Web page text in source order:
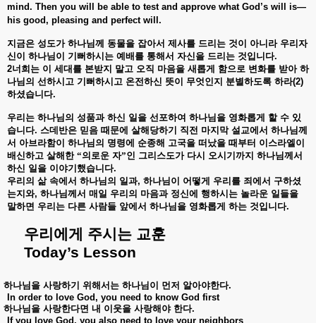
mind. Then you will be able to test and approve what God’s will is—
his good, pleasing and perfect will.
지금은 성도가 하나님께 동물을 잡아서 제사를 드리는 것이 아니라 우리자
신이 하나님이 기뻐하시는 예배를 통해서 자신을 드리는 것입니다.
2너희는 이 세대를 본받지 말고 오직 마음을 새롭게 함으로 변화를 받아 하
나님의 선하시고 기뻐하시고 온전하신 뜻이 무엇인지 분별하도록 하라(2)
하셨습니다.
우리는 하나님의 성품과 하신 일을 선포하여 하나님을 영화롭게 할 수 있
습니다. 스데반은 믿음 때문에 살해당하기 직전 마지막 설교에서 하나님께
서 아브라함이 하나님의 명령에 순종해 고국을 떠났을 때부터 이스라엘이
배신하고 살해한 “의로운 자”인 그리스도가 다시 오시기까지 하나님께서
하신 일을 이야기했습니다.
우리의 삶 속에서 하나님의 일과, 하나님이 어떻게 우리를 죄에서 구하셨
는지와, 하나님께서 매일 우리의 마음과 정신에 행하시는 놀라운 일들을
말하면 우리는 다른 사람들 앞에서 하나님을 영화롭게 하는 것입니다.
우리에게 주시는 교훈
Today’s Lesson
하나님을 사랑하기 위해서는 하나님이 먼저 알아야한다.
In order to love God, you need to know God first
하나님을 사랑한다면 내 이웃을 사랑해야 한다.
If you love God, you also need to love your neighbors